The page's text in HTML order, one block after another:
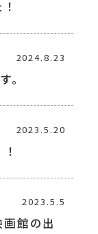
2024.8.23
。
2023.5.20
2023.5.5
館の出